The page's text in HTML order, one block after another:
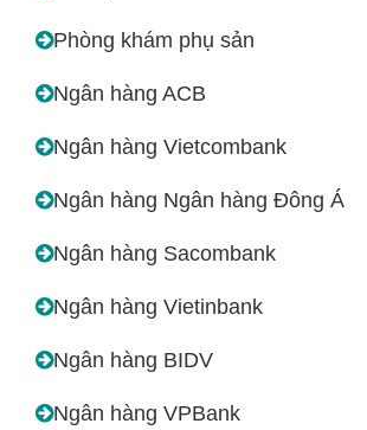
Phòng khám phụ sản
Ngân hàng ACB
Ngân hàng Vietcombank
Ngân hàng Ngân hàng Đông Á
Ngân hàng Sacombank
Ngân hàng Vietinbank
Ngân hàng BIDV
Ngân hàng VPBank